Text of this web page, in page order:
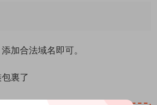
加合法域名即可。
裏了